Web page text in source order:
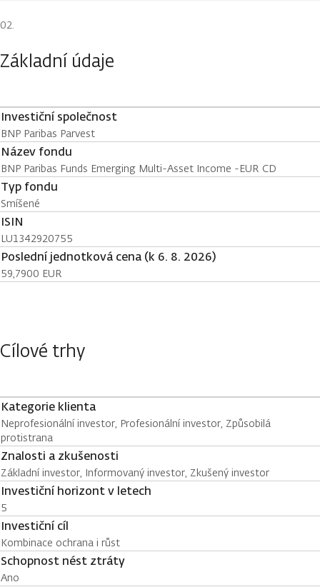
Základní údaje
Investiční společnost
BNP Paribas Parvest
Název fondu
BNP Paribas Funds Emerging Multi-Asset Income -EUR CD
Typ fondu
Smíšené
ISIN
LU1342920755
Poslední jednotková cena (k 6. 8. 2026)
59,7900 EUR
Cílové trhy
Kategorie klienta
Neprofesionální investor, Profesionální investor, Způsobilá
protistrana
Znalosti a zkušenosti
Základní investor, Informovaný investor, Zkušený investor
Investiční horizont v letech
5
Investiční cíl
Kombinace ochrana i růst
Schopnost nést ztráty
Ano